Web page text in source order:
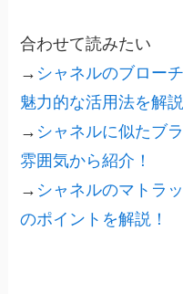
合わせて読みたい
→ シャネルのブロー
魅力的な活用法を解説
→ シャネルに似たブ
雰囲気から紹介！
→ シャネルのマトラ
のポイントを解説！